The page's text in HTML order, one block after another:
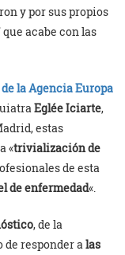
y por sus propios
que acabe con las
la Agencia Europa
Eglée Iciarte,
estas
«trivialización de
de esta
de enfermedad«.
, de la
de responder alas